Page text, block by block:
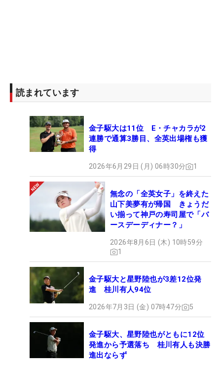
読まれています
金子駆大は11位 E・チャカラが2
連勝で通算3勝目、全英出場権も獲
得
2026年6月29日 (月) 06時30分 1
無念の「全英女子」を終えた
山下美夢有が帰国 きょうだ
い揃って神戸の寿司屋で「バ
ースデーディナー？」
2026年8月6日 (木) 10時59分
1
金子駆大と星野陸也が3差12位発
進 桂川有人94位
2026年7月3日 (金) 07時47分 5
金子駆大、星野陸也がともに12位
発進から予選落ち 桂川有人も決勝
進出ならず